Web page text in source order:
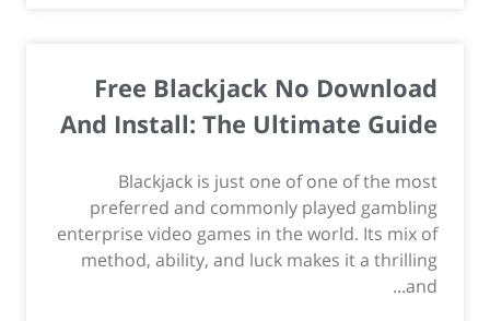
Free Blackjack No Download
And Install: The Ultimate Guide
Blackjack is just one of one of the most
preferred and commonly played gambling
enterprise video games in the world. Its mix of
method, ability, and luck makes it a thrilling
and...